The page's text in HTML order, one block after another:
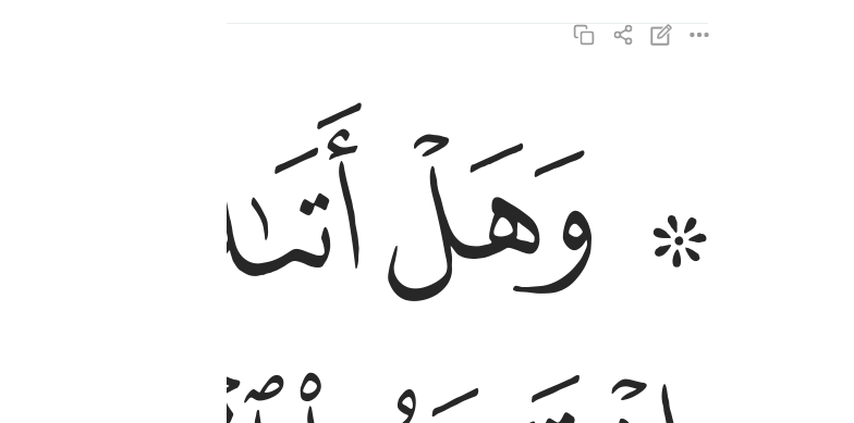
۞ وَهَلْ أَتَىٰكَ نَبَؤُا۟ ٱلْخَصْمِ إِذْ تَسَوَّرُوا۟ ٱلْمِحْرَابَ ٢١
ﱤ ﱥﱦ